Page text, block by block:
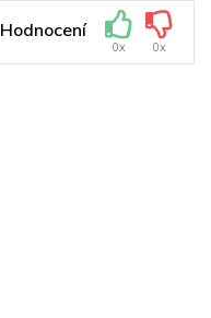
Hodnocení
0x 0x